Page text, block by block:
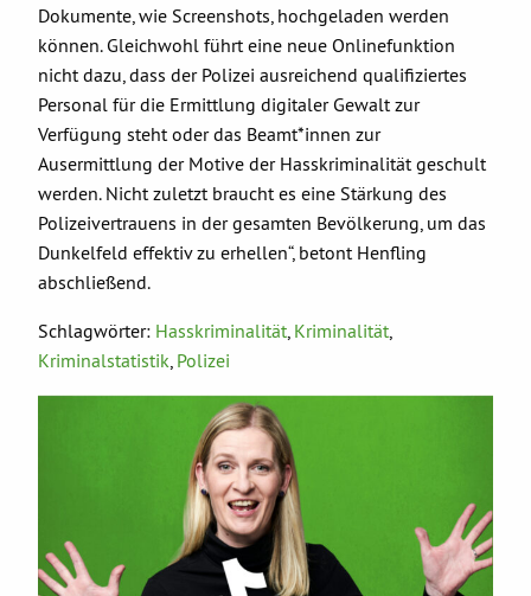
Dokumente, wie Screenshots, hochgeladen werden
können. Gleichwohl führt eine neue Onlinefunktion
nicht dazu, dass der Polizei ausreichend qualifiziertes
Personal für die Ermittlung digitaler Gewalt zur
Verfügung steht oder das Beamt*innen zur
Ausermittlung der Motive der Hasskriminalität geschult
werden. Nicht zuletzt braucht es eine Stärkung des
Polizeivertrauens in der gesamten Bevölkerung, um das
Dunkelfeld effektiv zu erhellen“, betont Henfling
abschließend.
Schlagwörter: Hasskriminalität, Kriminalität,
Kriminalstatistik, Polizei